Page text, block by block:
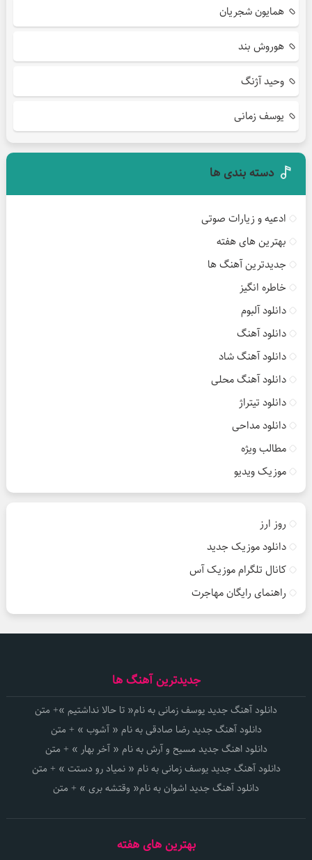
همایون شجریان
هوروش بند
وحید آژنگ
یوسف زمانی
دسته بندی ها
ادعیه و زیارات صوتی
بهترین های هفته
جدیدترین آهنگ ها
خاطره انگیز
دانلود آلبوم
دانلود آهنگ
دانلود آهنگ شاد
دانلود آهنگ محلی
دانلود تیتراژ
دانلود مداحی
مطالب ویژه
موزیک ویدیو
روز ارز
دانلود موزیک جدید
کانال تلگرام موزیک آس
راهنمای رایگان مهاجرت
جدیدترین آهنگ ها
دانلود آهنگ جدید یوسف زمانی به نام« تا حالا نداشتیم »+ متن
دانلود آهنگ جدید رضا صادقی به نام « آشوب » + متن
دانلود اهنگ جدید مسیح و آرش به نام « آخر بهار » + متن
دانلود آهنگ جدید یوسف زمانی به نام « نمیاد رو دستت » + متن
دانلود آهنگ جدید اشوان به نام« وقتشه بری » + متن
بهترین های هفته